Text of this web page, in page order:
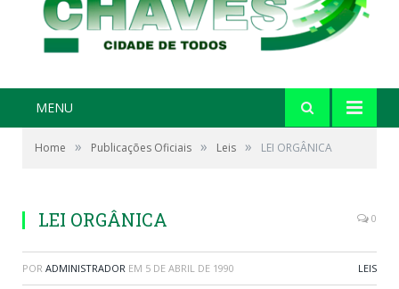
MENU
Home » Publicações Oficiais » Leis » LEI ORGÂNICA
LEI ORGÂNICA 0
POR ADMINISTRADOR EM 5 DE ABRIL DE 1990 LEIS